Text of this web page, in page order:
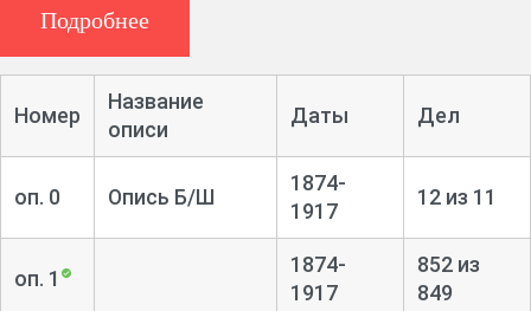
Журналы и протоколы присутствия.
Списки офицеров ополчения.
Призывные списки ополченцев, списки уволенных в
запас. Послужные списки военнообязанных. Посемейные
списки купцов и мещан, подлежащих исполнению воинской
повинности.
Переписка о составлении призывных списков, о
доставлении выписок из метрических книг.
Дела о назначении льгот по призыву по семейному
Подробнее
Номер
Название
описи
Даты Дел
оп. 0 Опись Б/Ш
1874-
1917
12 из 11
оп. 1
1874-
1917
852 из
849